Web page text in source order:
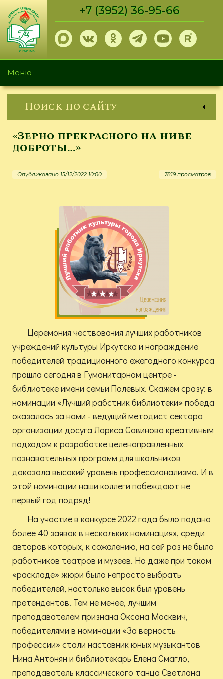
Перейти
основному
содержанию
+7 (3952) 36-95-66
Меню
Поиск по сайту
«Зерно прекрасного на ниве
доброты…»
Опубликовано 15/12/2022 10:00 7819 просмотров
Церемония чествования лучших работников
учреждений культуры Иркутска и награждение
победителей традиционного ежегодного конкурса
прошла сегодня в Гуманитарном центре -
библиотеке имени семьи Полевых. Скажем сразу: в
номинации «Лучший работник библиотеки» победа
оказалась за нами - ведущий методист сектора
организации досуга Лариса Савинова креативным
подходом к разработке целенаправленных
познавательных программ для школьников
доказала высокий уровень профессионализма. И в
этой номинации наши коллеги побеждают не
первый год подряд!
На участие в конкурсе 2022 года было подано
более 40 заявок в нескольких номинациях, среди
авторов которых, к сожалению, на сей раз не было
работников театров и музеев. Но даже при таком
«раскладе» жюри было непросто выбрать
победителей, настолько высок был уровень
претендентов. Тем не менее, лучшим
преподавателем признана Оксана Москвич,
победителями в номинации «За верность
профессии» стали наставник юных музыкантов
Нина Антонян и библиотекарь Елена Смагло,
преподаватель классического танца Светлана